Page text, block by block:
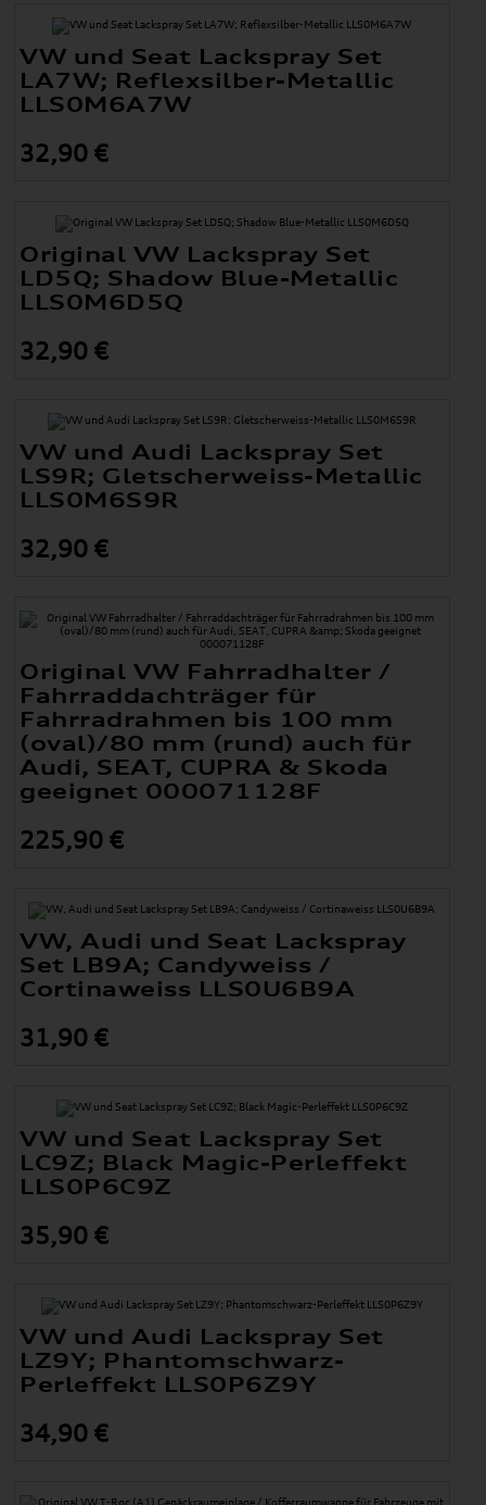
VW und Seat Lackspray Set
LA7W; Reflexsilber-Metallic
LLS0M6A7W
32,90 €
Original VW Lackspray Set
LD5Q; Shadow Blue-Metallic
LLS0M6D5Q
32,90 €
VW und Audi Lackspray Set
LS9R; Gletscherweiss-Metallic
LLS0M6S9R
32,90 €
Original VW Fahrradhalter /
Fahrraddachträger für
Fahrradrahmen bis 100 mm
(oval)/80 mm (rund) auch für
Audi, SEAT, CUPRA & Skoda
geeignet 000071128F
225,90 €
VW, Audi und Seat Lackspray
Set LB9A; Candyweiss /
Cortinaweiss LLS0U6B9A
31,90 €
VW und Seat Lackspray Set
LC9Z; Black Magic-Perleffekt
LLS0P6C9Z
35,90 €
VW und Audi Lackspray Set
LZ9Y; Phantomschwarz-
Perleffekt LLS0P6Z9Y
34,90 €